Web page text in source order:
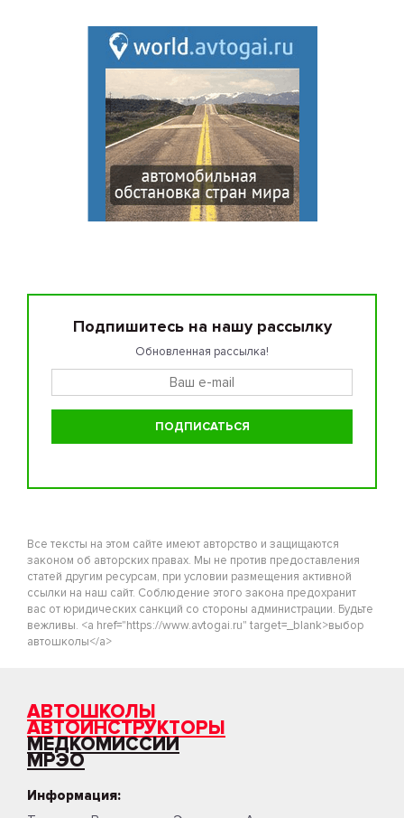
Подпишитесь на нашу рассылку
Обновленная рассылка!
Все тексты на этом сайте имеют авторство и защищаются
законом об авторских правах. Мы не против предоставления
статей другим ресурсам, при условии размещения активной
ссылки на наш сайт. Соблюдение этого закона предохранит
вас от юридических санкций со стороны администрации. Будьте
вежливы. <a href="https://www.avtogai.ru" target=_blank>выбор
автошколы</a>
АВТОШКОЛЫ
АВТОИНСТРУКТОРЫ
МЕДКОМИССИИ
МРЭО
Информация: